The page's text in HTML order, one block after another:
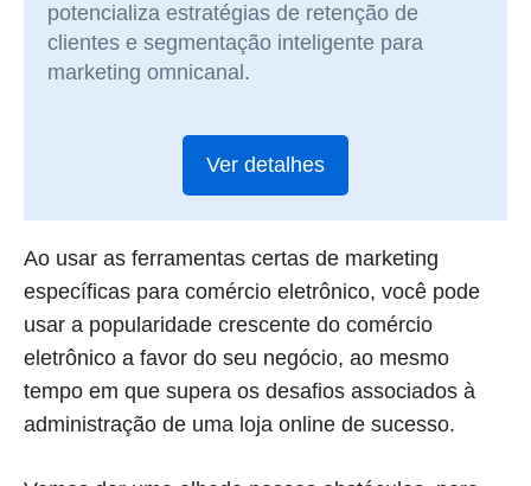
potencializa estratégias de retenção de
clientes e segmentação inteligente para
marketing omnicanal.
Ver detalhes
Ao usar as ferramentas certas de marketing
específicas para comércio eletrônico, você pode
usar a popularidade crescente do comércio
eletrônico a favor do seu negócio, ao mesmo
tempo em que supera os desafios associados à
administração de uma loja online de sucesso.